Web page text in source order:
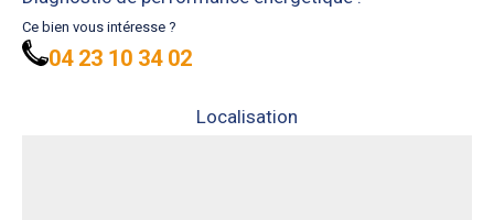
Ce bien vous intéresse ?
04 23 10 34 02
Localisation